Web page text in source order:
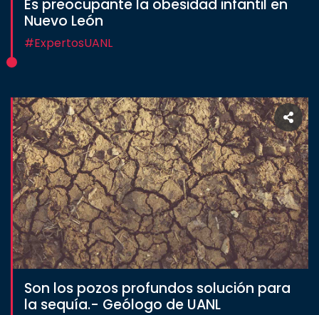
Es preocupante la obesidad infantil en
Nuevo León
#ExpertosUANL
Son los pozos profundos solución para
la sequía.- Geólogo de UANL